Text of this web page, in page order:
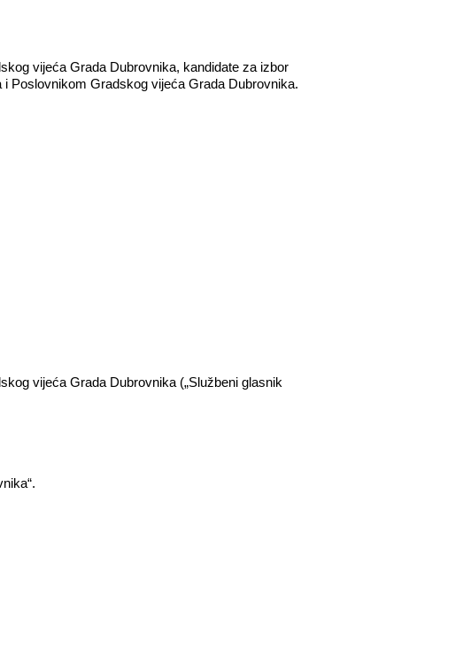
vijeća Grada Dubrovnika, kandidate za izbor
Poslovnikom Gradskog vijeća Grada Dubrovnika.­
vijeća Grada Dubrovnika („Službeni glasnik